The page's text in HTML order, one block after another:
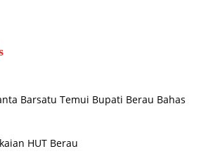
Barsatu Temui Bupati Berau Bahas
HUT Berau